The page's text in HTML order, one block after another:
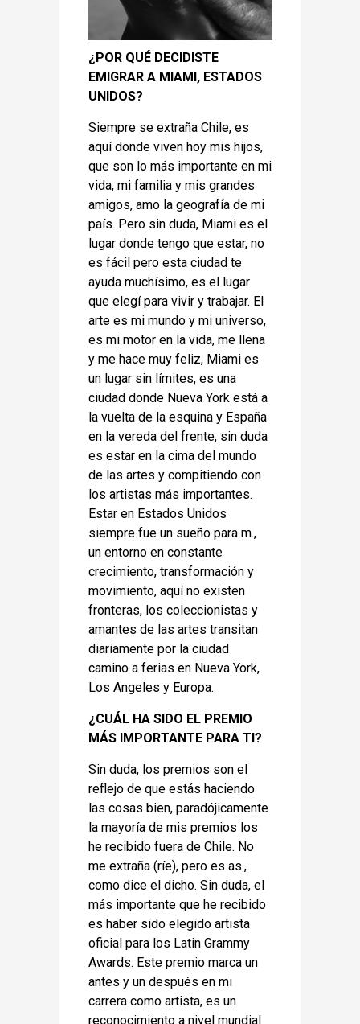
¿POR QUÉ DECIDISTE
EMIGRAR A MIAMI, ESTADOS
UNIDOS?
Siempre se extraña Chile, es
aquí donde viven hoy mis hijos,
que son lo más importante en mi
vida, mi familia y mis grandes
amigos, amo la geografía de mi
país. Pero sin duda, Miami es el
lugar donde tengo que estar, no
es fácil pero esta ciudad te
ayuda muchísimo, es el lugar
que elegí para vivir y trabajar. El
arte es mi mundo y mi universo,
es mi motor en la vida, me llena
y me hace muy feliz, Miami es
un lugar sin límites, es una
ciudad donde Nueva York está a
la vuelta de la esquina y España
en la vereda del frente, sin duda
es estar en la cima del mundo
de las artes y compitiendo con
los artistas más importantes.
Estar en Estados Unidos
siempre fue un sueño para m.,
un entorno en constante
crecimiento, transformación y
movimiento, aquí no existen
fronteras, los coleccionistas y
amantes de las artes transitan
diariamente por la ciudad
camino a ferias en Nueva York,
Los Angeles y Europa.
¿CUÁL HA SIDO EL PREMIO
MÁS IMPORTANTE PARA TI?
Sin duda, los premios son el
reflejo de que estás haciendo
las cosas bien, paradójicamente
la mayoría de mis premios los
he recibido fuera de Chile. No
me extraña (ríe), pero es as.,
como dice el dicho. Sin duda, el
más importante que he recibido
es haber sido elegido artista
oficial para los Latin Grammy
Awards. Este premio marca un
antes y un después en mi
carrera como artista, es un
reconocimiento a nivel mundial